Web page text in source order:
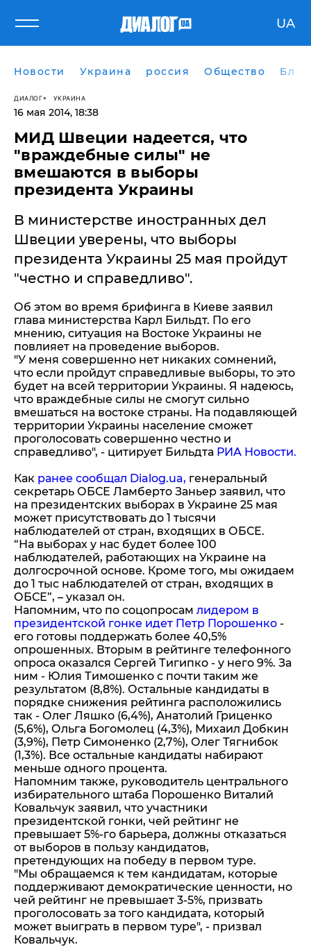
UA
Новости Украина россия Общество
ДИАЛОГ УКРАИНА
16 мая 2014, 18:38
МИД Швеции надеется, что
"враждебные силы" не
вмешаются в выборы
президента Украины
В министерстве иностранных дел
Швеции уверены, что выборы
президента Украины 25 мая пройдут
"честно и справедливо".
Об этом во время брифинга в Киеве заявил
глава министерства Карл Бильдт. По его
мнению, ситуация на Востоке Украины не
повлияет на проведение выборов.
"У меня совершенно нет никаких сомнений,
что если пройдут справедливые выборы, то это
будет на всей территории Украины. Я надеюсь,
что враждебные силы не смогут сильно
вмешаться на востоке страны. На подавляющей
территории Украины население сможет
проголосовать совершенно честно и
справедливо", - цитирует Бильдта РИА Новости.
Как ранее сообщал Dialog.ua, генеральный
секретарь ОБСЕ Ламберто Заньер заявил, что
на президентских выборах в Украине 25 мая
может присутствовать до 1 тысячи
наблюдателей от стран, входящих в ОБСЕ.
“На выборах у нас будет более 100
наблюдателей, работающих на Украине на
долгосрочной основе. Кроме того, мы ожидаем
до 1 тыс наблюдателей от стран, входящих в
ОБСЕ”, – указал он.
Напомним, что по соцопросам лидером в
президентской гонке идет Петр Порошенко -
его готовы поддержать более 40,5%
опрошенных. Вторым в рейтинге телефонного
опроса оказался Сергей Тигипко - у него 9%. За
ним - Юлия Тимошенко с почти таким же
результатом (8,8%). Остальные кандидаты в
порядке снижения рейтинга расположились
так - Олег Ляшко (6,4%), Анатолий Гриценко
(5,6%), Ольга Богомолец (4,3%), Михаил Добкин
(3,9%), Петр Симоненко (2,7%), Олег Тягнибок
(1,3%). Все остальные кандидаты набирают
меньше одного процента.
Напомним также, руководитель центрального
избирательного штаба Порошенко Виталий
Ковальчук заявил, что участники
президентской гонки, чей рейтинг не
превышает 5%-го барьера, должны отказаться
от выборов в пользу кандидатов,
претендующих на победу в первом туре.
"Мы обращаемся к тем кандидатам, которые
поддерживают демократические ценности, но
чей рейтинг не превышает 3-5%, призвать
проголосовать за того кандидата, который
может выиграть в первом туре", - призвал
Ковальчук.